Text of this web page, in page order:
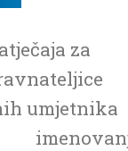
za
umjetnika